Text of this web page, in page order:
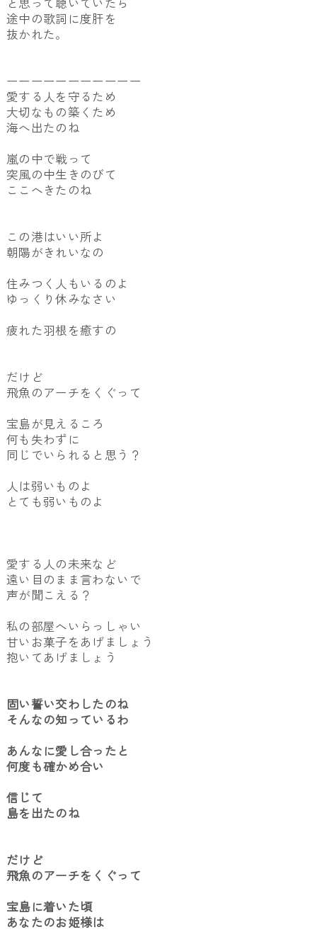
途中の歌詞に度肝を
抜かれた。
ーーーーーーーーーーー
愛する人を守るため
大切なもの築くため
海へ出たのね
嵐の中で戦って
突風の中生きのびて
ここへきたのね
この港はいい所よ
朝陽がきれいなの
住みつく人もいるのよ
ゆっくり休みなさい
疲れた羽根を癒すの
だけど
飛魚のアーチをくぐって
宝島が見えるころ
何も失わずに
同じでいられると思う？
人は弱いものよ
とても弱いものよ
愛する人の未来など
遠い目のまま言わないで
声が聞こえる？
私の部屋へいらっしゃい
甘いお菓子をあげましょう
抱いてあげましょう
固い誓い交わしたのね
そんなの知っているわ
あんなに愛し合ったと
何度も確かめ合い
信じて
島を出たのね
だけど
飛魚のアーチをくぐって
宝島に着いた頃
あなたのお姫様は